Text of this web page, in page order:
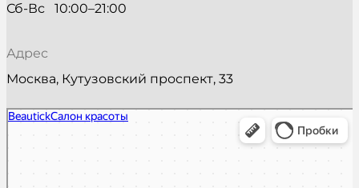
Сб-Вс   10:00–21:00
Адрес
Москва, Кутузовский проспект, 33
Beautick
Салон красоты в Москве